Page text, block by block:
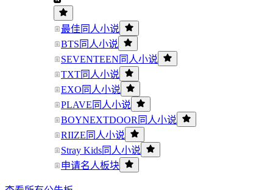
最佳同人小说
BTS同人小说
SEVENTEEN同人小说
TXT同人小说
EXO同人小说
PLAVE同人小说
BOYNEXTDOOR同人小说
RIIZE同人小说
Stray Kids同人小说
申请名人板块